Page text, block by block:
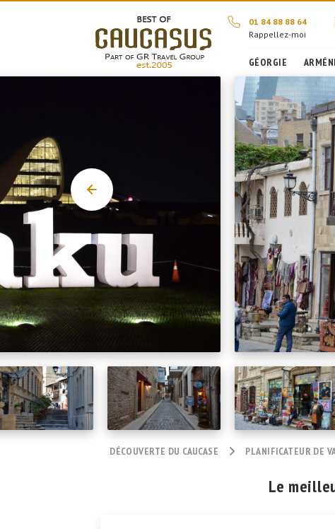
01 84 88 88 64
Rappellez-moi
GÉORGIE
DÉCOUVERTE DU CAUCASE PLANIFICATEUR DE
Le